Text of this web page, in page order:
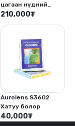
цагаан нүдний
хиймэл болор/
210,000₮
Aurolens S3602
Хатуу болор
40,000₮